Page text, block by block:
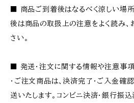
■ 商品ご到着後はなるべく涼しい場
後は商品の取扱上の注意をよく読み、
さい。
■ 発送・注文に関する情報や注意事項
・ご注文商品は、決済完了・ご入金確
送いたします。コンビニ決済・銀行振